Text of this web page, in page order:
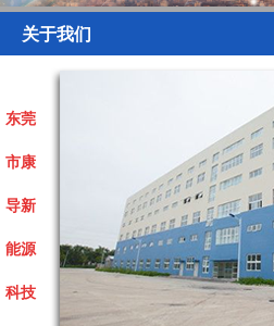
关于我们
东莞
市康
导新
能源
科技